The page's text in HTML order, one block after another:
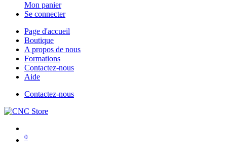
Mon panier
Se connecter
Page d'accueil
Boutique
A propos de nous
Formations
Contactez-nous
Aide
Contactez-nous
0